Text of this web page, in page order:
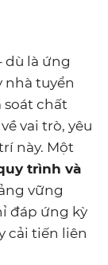
dù là ứng
nhà tuyển
chất
vai trò, yêu
này. Một
trình và
vững
đáp ứng kỳ
cải tiến liên